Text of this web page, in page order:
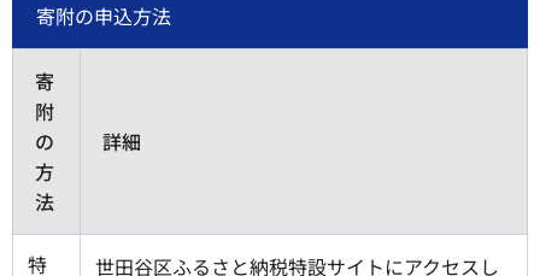
寄附の申込方法
寄
附
の
方
法
詳細
特
世田谷区ふるさと納税特設サイトにアクセスし